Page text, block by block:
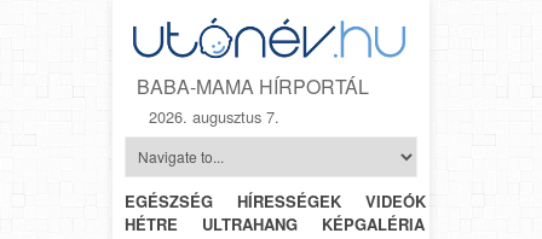
BABA-MAMA HÍRPORTÁL
2026. augusztus 7.
EGÉSZSÉG HÍRESSÉGEK VIDEÓK
HÉTRŐL-
HÉTRE
ULTRAHANG KÉPGALÉRIA